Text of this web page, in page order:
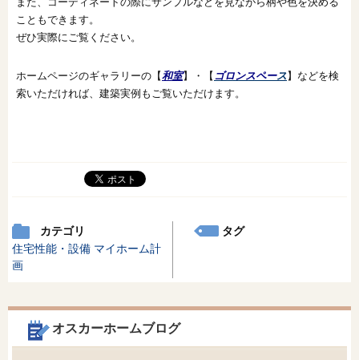
こともできます。
ぜひ実際にご覧ください。
ホームページのギャラリーの【和室】・【 ゴロンスペース】などを検
索いただければ、建築実例もご覧いただけます。
カテゴリ
住宅性能・設備 マイホーム計
画
タグ
オスカーホームブログ